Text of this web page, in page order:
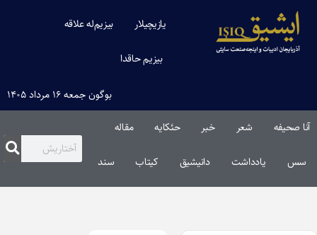
یازیچیلار بیزیم‌له علاقه
بیزیم حاقدا
بوگون جمعه ۱۶ مرداد ۱۴۰۵
آنا صحیفه شعر خبر حئکایه مقاله‌
سس یادداشت دانیشیق کیتاب سند